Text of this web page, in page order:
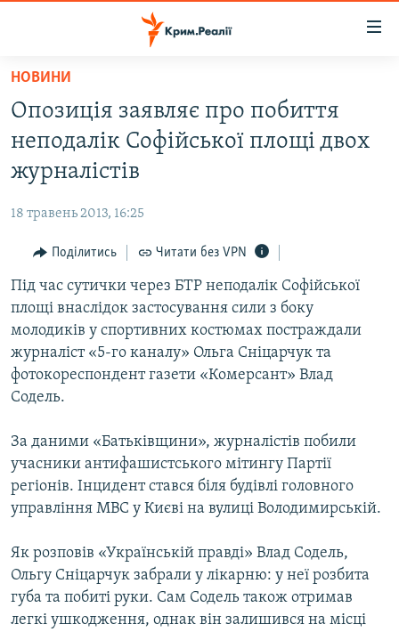
Перейти
основного
матеріалу
до
основної
навігації
Перейти
пошуку
ВОДА.КРИМ
ВІДЕО ТА ФОТО
БЛОГИ
ПОГЛЯД
ІНТЕРВ'Ю
ВСЕ ЗА ДЕНЬ
СПЕЦПРОЕКТИ
ДЕПОРТАЦІЯ
СВІДЧЕННЯ ОКУПАЦІЇ
УКРАЇНСЬКА ПРОБЛЕМА КРИМУ
ІНФОГРАФІКА
ЯК ОБІЙТИ БЛОКУВАННЯ
Qırımtatar
ДОЛУЧАЙСЯ!
Усі сайти RFE/RL
НОВИНИ
Опозиція заявляє про побиття
неподалік Софійської площі двох
журналістів
18 травень 2013, 16:25
Поділитись Читати без VPN
Під час сутички через БТР неподалік Софійської
площі внаслідок застосування сили з боку
молодиків у спортивних костюмах постраждали
журналіст «5-го каналу» Ольга Сніцарчук та
фотокореспондент газети «Комерсант» Влад
Содель.
За даними «Батьківщини», журналістів побили
учасники антифашистського мітингу Партії
регіонів. Iнцидент стався біля будівлі головного
управління МВС у Києві на вулиці Володимирській.
Як розповів «Українській правді» Влад Содель,
Ольгу Сніцарчук забрали у лікарню: у неї розбита
губа та побиті руки. Сам Содель також отримав
легкі ушкодження, однак він залишився на місці